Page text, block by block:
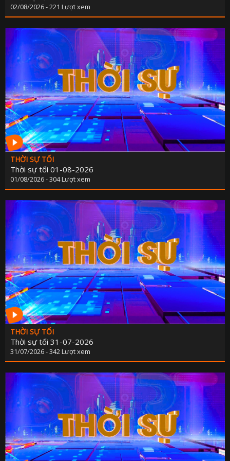
CHÍNH SÁCH - VĂN BẢN
THỂ
VĂN HÓA - GIẢI
Y TẾ - GIÁO
GÓP Ý DỰ THẢO LUẬT ĐẤT ĐAI (SỬA
TIẾNG DÂN TỘC THIỂU
DÂN TỘC VÀ MIỀN NÚI TIẾNG CƠ
BẢNG GIÁ QUẢNG
ĐẤU THẦU, MUA SẮM
KẾ HOẠCH PHÁT TRIỂN
LỊCH CƠ
TIN
THÔNG BÁO - TUYỂN
THÔNG TIN BÁO
02/08/2026 - 221 Lượt xem
THỜI SỰ TỐI
Thời sự tối 01-08-2026
01/08/2026 - 304 Lượt xem
THỜI SỰ TỐI
Thời sự tối 31-07-2026
31/07/2026 - 342 Lượt xem